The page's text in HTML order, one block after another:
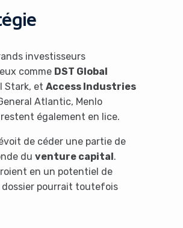
investisseurs
comme DST Global
Stark, et Access Industries
Atlantic, Menlo
également en lice.
de céder une partie de
du venture capital.
en un potentiel de
dossier pourrait toutefois